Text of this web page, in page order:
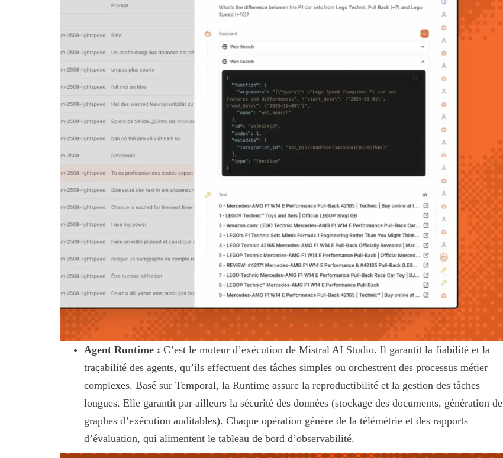
Agent Runtime : C’est le moteur d’exécution de Mistral AI Studio. Il garantit la fiabilité et la
traçabilité des agents, qu’ils effectuent des tâches simples ou orchestrent des processus métier
complexes. Basé sur Temporal, la Runtime assure la reproductibilité et la gestion des tâches
longues. Elle garantit par ailleurs la sécurité des données (stockage des documents, génération de
graphes d’exécution auditables). Chaque opération génère de la télémétrie et des rapports
d’évaluation, qui alimentent le tableau de bord d’observabilité.